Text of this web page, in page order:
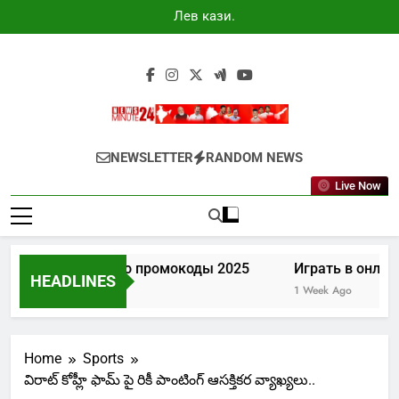
to
Лев казино
промокоды
Newsminute24
Get All Updated Telugu News
NEWSLETTER RANDOM NEWS
Live Now
HEADLINES
Лев казино промокоды 2025
5 Days Ago
Играть в
1 Week Ago
Home
Sports
విరాట్ కోహ్లీ ఫామ్ పై రికీ పాంటింగ్ ఆసక్తికర వ్యాఖ్యలు..